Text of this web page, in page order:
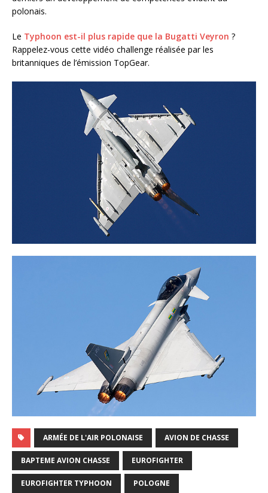
polonais.
Le Typhoon est-il plus rapide que la Bugatti Veyron ?
Rappelez-vous cette vidéo challenge réalisée par les
britanniques de l’émission TopGear.
ARMÉE DE L'AIR POLONAISE AVION DE CHASSE
BAPTEME AVION CHASSE EUROFIGHTER
EUROFIGHTER TYPHOON POLOGNE